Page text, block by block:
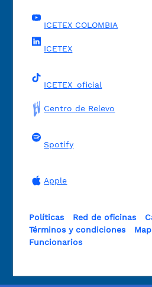
ICETEX COLOMBIA
ICETEX
ICETEX_oficial
Centro de Relevo
Spotify
Apple
Políticas Red de oficinas
Términos y condiciones
Funcionarios